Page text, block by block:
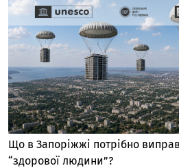
Що в Запоріжжі потрібно
“здорової людини”?